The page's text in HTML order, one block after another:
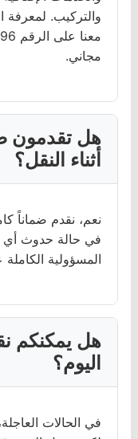
والتركيب. لمعرفة
مجاني.
هل تقدمون
أثناء النقل؟
نعم، نقدم ضماناً
في حالة حدوث أي
المسؤولية
هل يمكنكم
اليوم؟
في الحالات